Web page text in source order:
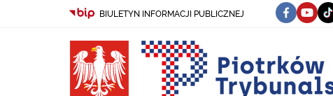
BIULETYN INFORMACJI PUBLICZNEJ